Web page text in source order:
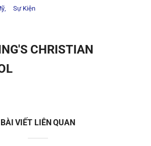
Sự Kiện
CHRISTIAN
BÀI VIẾT LIÊN QUAN